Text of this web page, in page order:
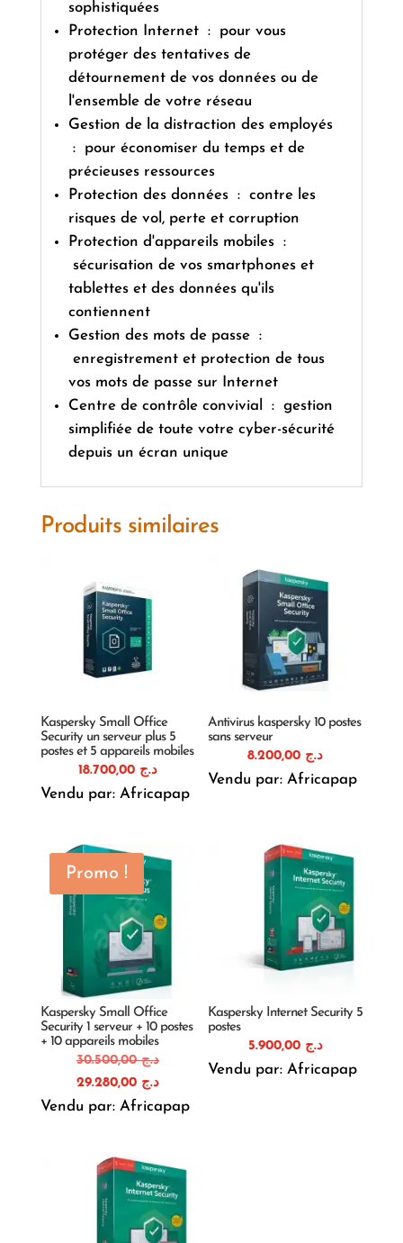
sophistiquées
Protection Internet : pour vous
protéger des tentatives de
détournement de vos données ou de
l'ensemble de votre réseau
Gestion de la distraction des employés
: pour économiser du temps et de
précieuses ressources
Protection des données : contre les
risques de vol, perte et corruption
Protection d'appareils mobiles :
sécurisation de vos smartphones et
tablettes et des données qu'ils
contiennent
Gestion des mots de passe :
enregistrement et protection de tous
vos mots de passe sur Internet
Centre de contrôle convivial : gestion
simplifiée de toute votre cyber-sécurité
depuis un écran unique
Produits similaires
Kaspersky Small Office
Security un serveur plus 5
postes et 5 appareils mobiles
د.ج 18.700,00
Vendu par: Africapap
Antivirus kaspersky 10 postes
sans serveur
د.ج
Vendu par: Africapap
Promo !
Kaspersky Small Office
Security 1 serveur + 10 postes
+ 10 appareils mobiles
د.ج30.500,00
Le
prix
initial
د.ج 29.280,00
Le
prix
Vendu par: Africapap
Kaspersky Internet Security 5
postes
د.ج 5.900,00
Vendu par: Africapap